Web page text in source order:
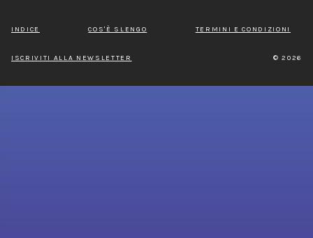
INDICE COS'È SLENGO TERMINI E CONDIZIONI
ISCRIVITI ALLA NEWSLETTER © 2026